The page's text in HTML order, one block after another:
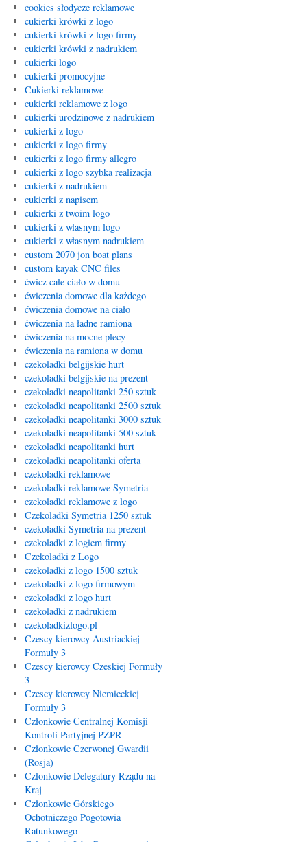
cookies słodycze reklamowe
cukierki krówki z logo
cukierki krówki z logo firmy
cukierki krówki z nadrukiem
cukierki logo
cukierki promocyjne
Cukierki reklamowe
cukierki reklamowe z logo
cukierki urodzinowe z nadrukiem
cukierki z logo
cukierki z logo firmy
cukierki z logo firmy allegro
cukierki z logo szybka realizacja
cukierki z nadrukiem
cukierki z napisem
cukierki z twoim logo
cukierki z wlasnym logo
cukierki z własnym nadrukiem
custom 2070 jon boat plans
custom kayak CNC files
ćwicz całe ciało w domu
ćwiczenia domowe dla każdego
ćwiczenia domowe na ciało
ćwiczenia na ładne ramiona
ćwiczenia na mocne plecy
ćwiczenia na ramiona w domu
czekoladki belgijskie hurt
czekoladki belgijskie na prezent
czekoladki neapolitanki 250 sztuk
czekoladki neapolitanki 2500 sztuk
czekoladki neapolitanki 3000 sztuk
czekoladki neapolitanki 500 sztuk
czekoladki neapolitanki hurt
czekoladki neapolitanki oferta
czekoladki reklamowe
czekoladki reklamowe Symetria
czekoladki reklamowe z logo
Czekoladki Symetria 1250 sztuk
czekoladki Symetria na prezent
czekoladki z logiem firmy
Czekoladki z Logo
czekoladki z logo 1500 sztuk
czekoladki z logo firmowym
czekoladki z logo hurt
czekoladki z nadrukiem
czekoladkizlogo.pl
Czescy kierowcy Austriackiej
Formuły 3
Czescy kierowcy Czeskiej Formuły
3
Czescy kierowcy Niemieckiej
Formuły 3
Członkowie Centralnej Komisji
Kontroli Partyjnej PZPR
Członkowie Czerwonej Gwardii
(Rosja)
Członkowie Delegatury Rządu na
Kraj
Członkowie Górskiego
Ochotniczego Pogotowia
Ratunkowego